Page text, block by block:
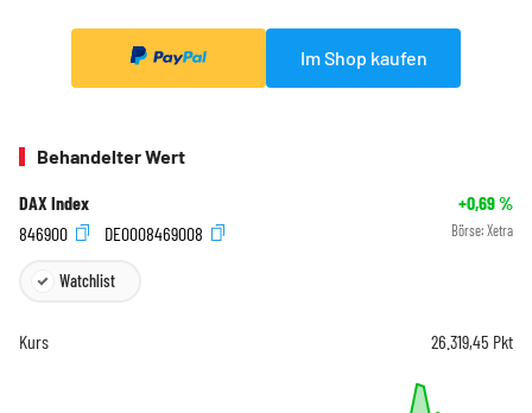
Im Shop kaufen
Behandelter Wert
DAX Index +0,69%
846900
DE0008469008 Börse: Xetra
Watchlist
Kurs 26.319,45 Pkt